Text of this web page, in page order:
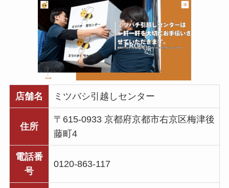
店舗名 ミツバシ引越しセンター
住所
〒615-0933 京都府京都市右京区梅津後
藤町4
電話番
号
0120-863-117